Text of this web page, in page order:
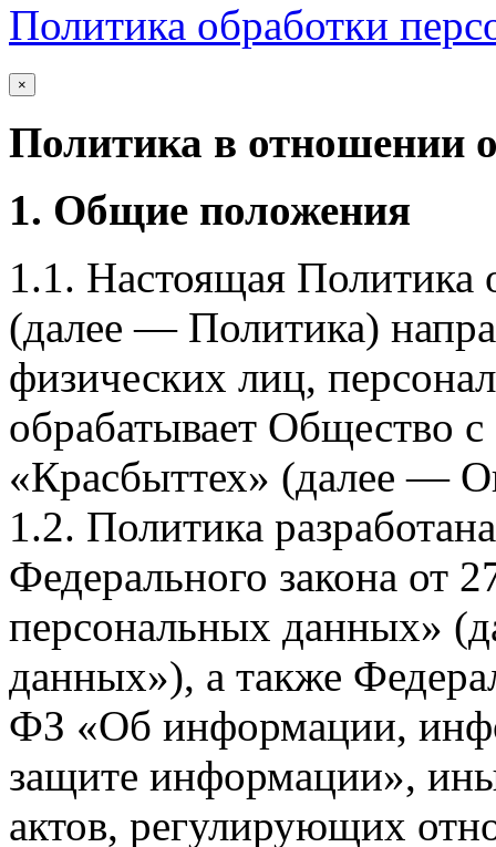
Политика обработки
×
Политика в отношении
1. Общие положения
1.1. Настоящая Политика
(далее — Политика)
физических лиц,
обрабатывает Общество
«Красбыттех» (далее —
1.2. Политика
Федерального закона
персональных данных»
данных»), а также
ФЗ «Об информации,
защите информации»,
актов, регулирующих